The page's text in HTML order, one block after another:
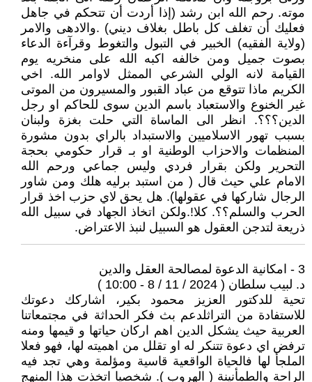
موته. رحم الله ابن رشد (إذا أردت أن تتحكم في جاهل
فعليك أن تغلف كل باطل بغلاف ديني) .والادهى والامر
(ولاية الفقيه) الخبير في التبول والتغوط وقرآءة الدعاء
بصوت جميل ومن خالفه اكبه الله على منخريه يوم
القيامة لانه الولي الشرعي الممثل لاوامر الله. اخي
الكريم ماذا تتوقع من عباد القبور والمسيرون من الموتى
غير الخنوع والاستعباد باسم الدين سوى للحاكم او رجل
الدين؟؟؟. انظر الى الماساة التي حلت بغزة ولبنان
بسبب تهور الاسلاميين والاستبداد بالراي بدون مشورة
المنظمات والاحزاب الوطنية او بـ قرار حكومي بحجة
التحرير ولكن بقرار فردي وليس جماعي ورحم الله
الامام علي حيث قال ( من استبد برليه هلك ومن شاور
الرجال شاركها في عقولها). هل يحق لاي حزب اخذ قرار
الحرب والسلم؟؟. كلا!.ولكن اتخاذ الجهاد في سبيل الله
ذريعة لتدجن العقول هو السبيل لنبذ الاعتراض.
3 - امكانية الدعوة لمصالحة العقل والدين
د. لبيب سلطان ( 2024 / 11 / 8 - 10:00 )
تحية للدكتور العزيز محمود بكير، اشاركك دعوتك
للاستفادة من التراثلدعم بث فكر الحداثة في مجتمعاتنا
العربية حيث يشكل الدين اهم اركان حياتها و قيمها ومنه
ترفض اي دعوة تتنكر له او تقلل من اهميته لها، فهو فعلا
الملجأ لها فالحياة الواقعية قاسية ومؤلمة وهي تجد فيه
الراحة والطمأنينة ( الهروب ). شخصيا اتخذت هذا المنهج